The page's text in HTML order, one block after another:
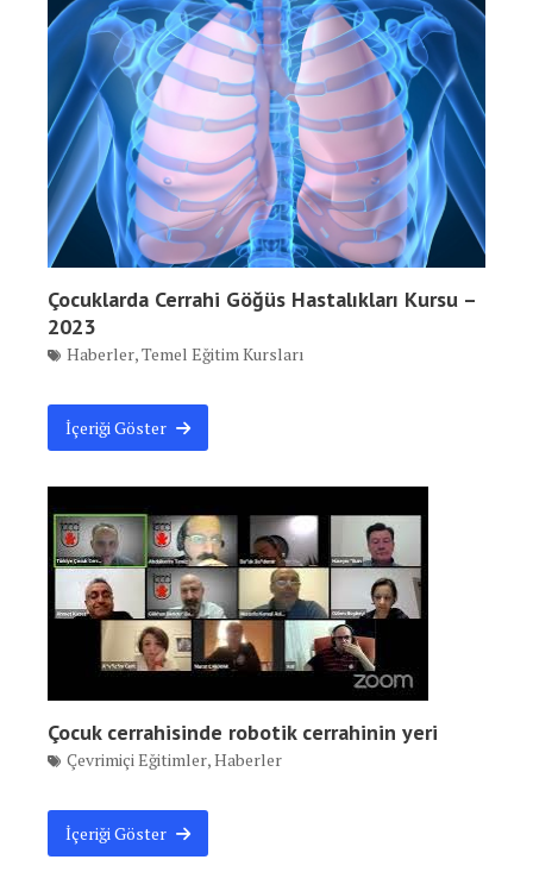
Çocuklarda Cerrahi Göğüs Hastalıkları Kursu –
2023
Haberler,Temel Eğitim Kursları
İçeriği Göster
Çocuk cerrahisinde robotik cerrahinin yeri
Çevrimiçi Eğitimler,Haberler
İçeriği Göster